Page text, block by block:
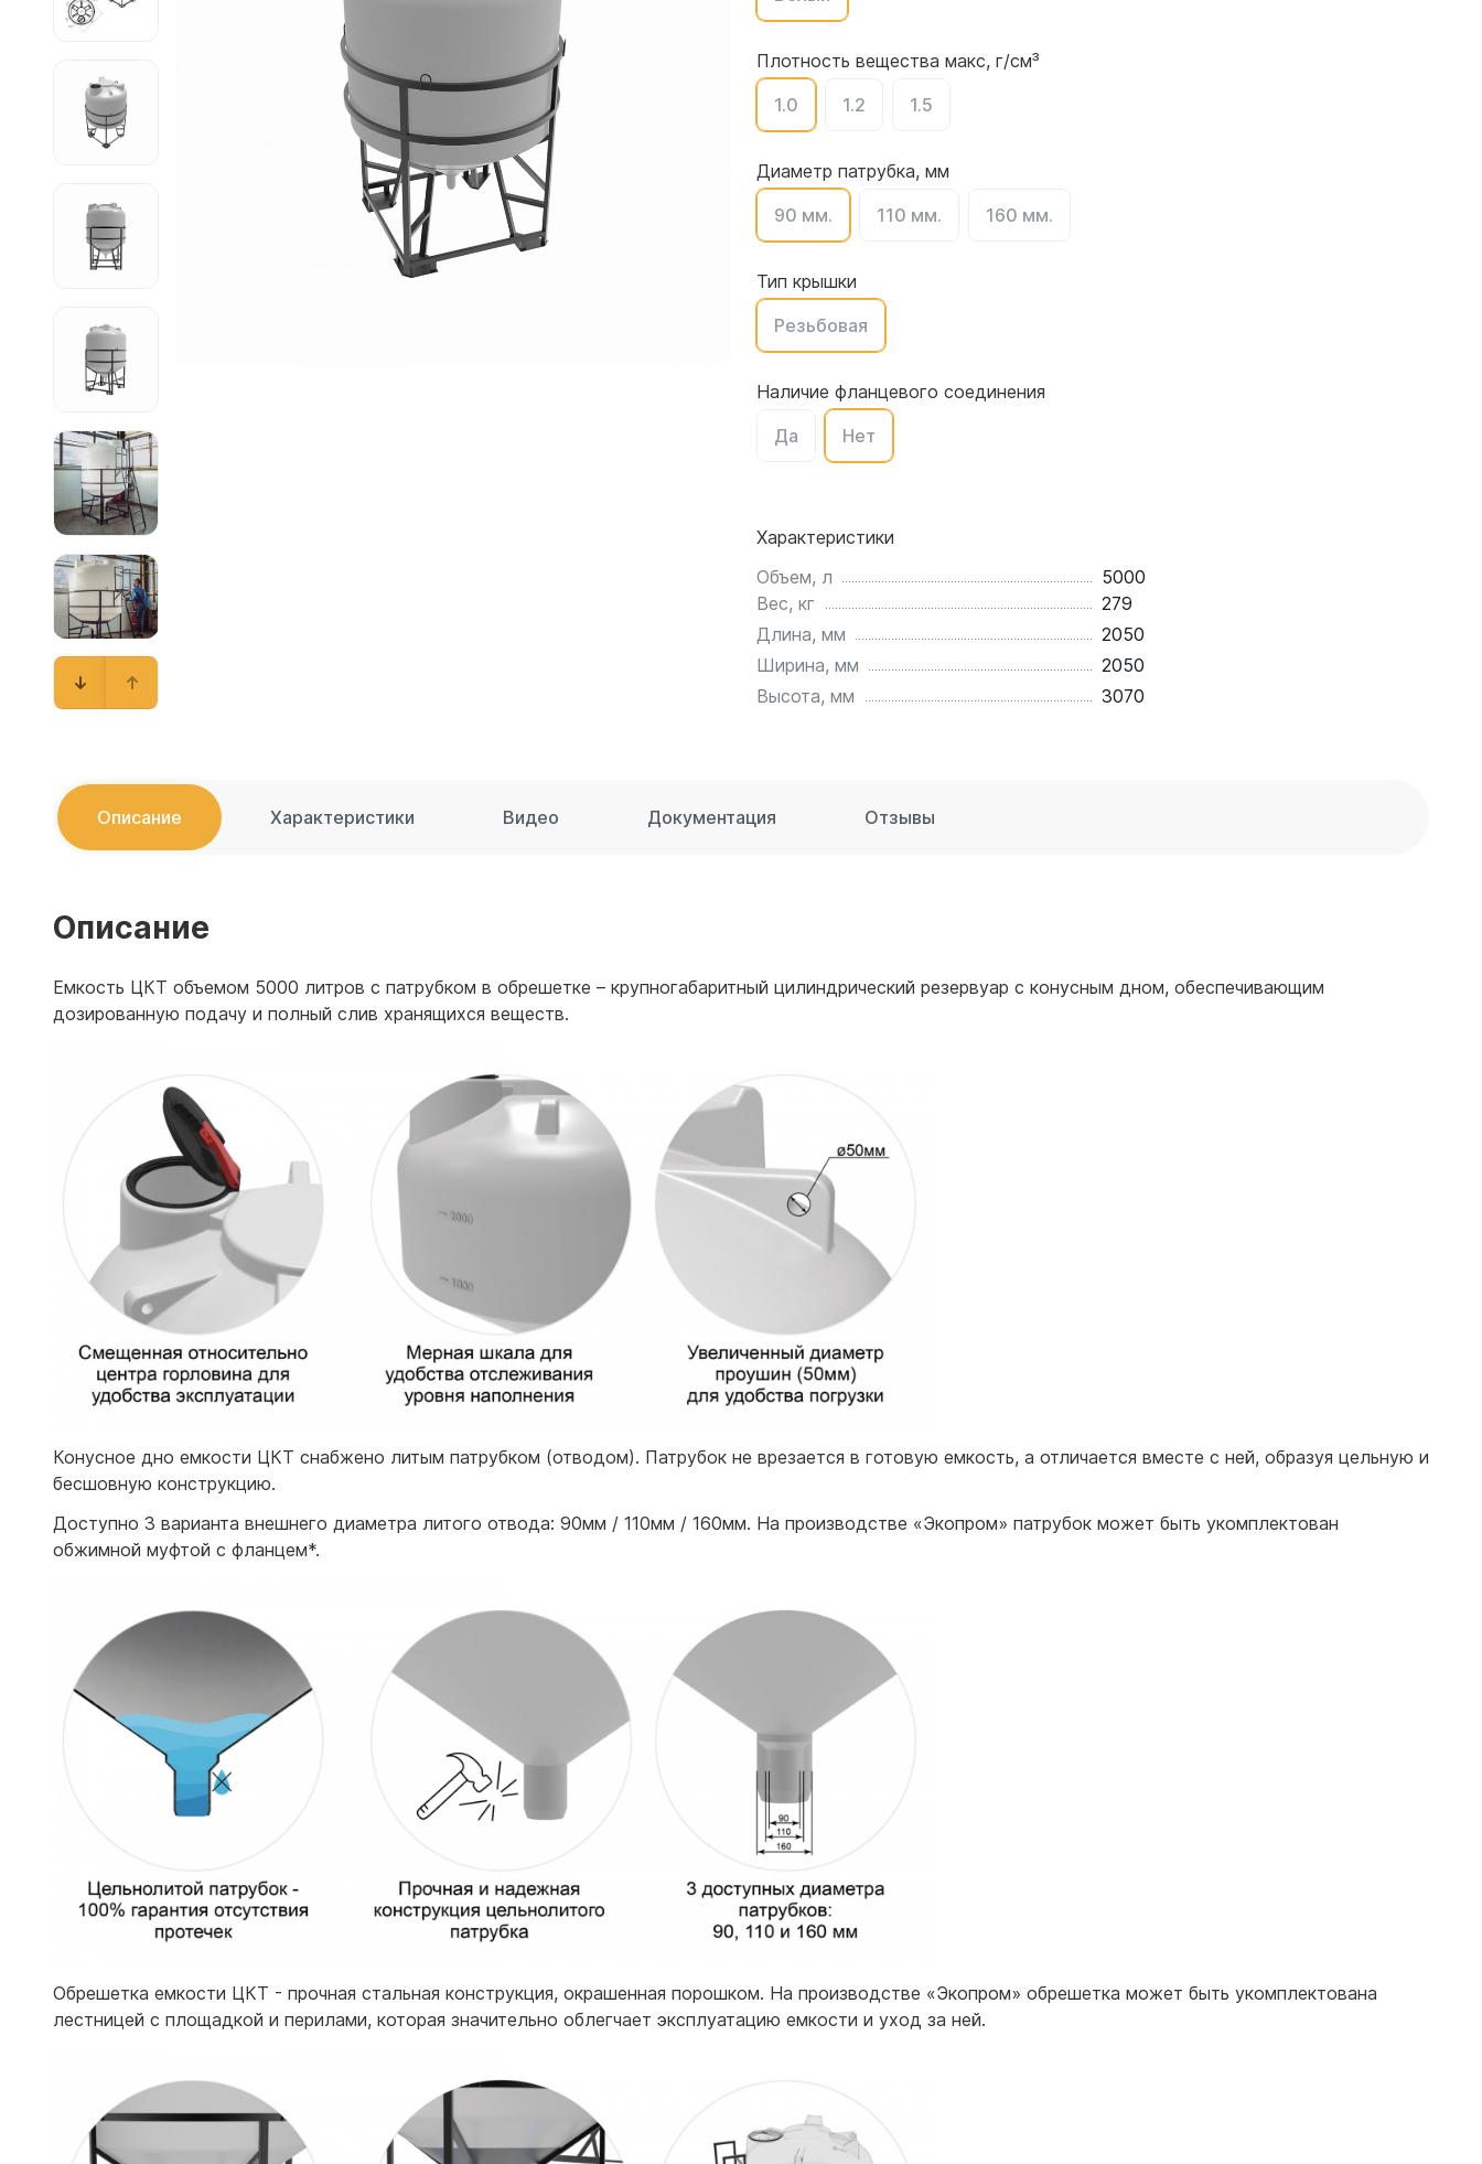
Емкости для воды 4500 литров
Емкости для воды 4000 литров
Емкости для воды 3000 литров
Емкости для воды 2500 литров
Емкости для воды 2000 литров
Емкости для воды 1500 литров
Емкости для воды 1000 литров
Емкости для воды 750 литров
Емкости для воды 600 литров
ЦКТ для ферментации
Плотность вещества макс, г/см³
1.0
1.2 1.5
Диаметр патрубка, мм
90 мм.
110 мм. 160 мм.
Тип крышки
Резьбовая
Наличие фланцевого соединения
Да
Нет
Характеристики
Объем, л
5000
Вес, кг
279
Длина, мм
2050
Ширина, мм
2050
Высота, мм
3070
Описание Характеристики Видео Документация Отзывы
Описание
Емкость ЦКТ объемом 5000 литров с патрубком в обрешетке – крупногабаритный цилиндрический резервуар с конусным дном, обеспечивающим
дозированную подачу и полный слив хранящихся веществ.
Конусное дно емкости ЦКТ снабжено литым патрубком (отводом). Патрубок не врезается в готовую емкость, а отличается вместе с ней, образуя цельную и
бесшовную конструкцию.
Доступно 3 варианта внешнего диаметра литого отвода: 90мм / 110мм / 160мм. На производстве «Экопром» патрубок может быть укомплектован
обжимной муфтой с фланцем*.
Обрешетка емкости ЦКТ - прочная стальная конструкция, окрашенная порошком. На производстве «Экопром» обрешетка может быть укомплектована
лестницей с площадкой и перилами, которая значительно облегчает эксплуатацию емкости и уход за ней.